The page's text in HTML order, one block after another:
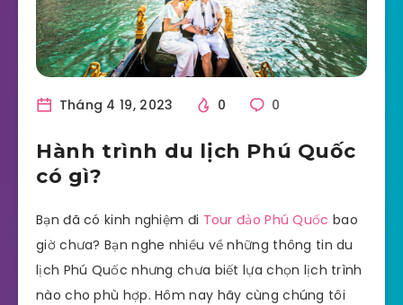
Tháng 4 19, 2023 0 0
Hành trình du lịch Phú Quốc
có gì?
Bạn đã có kinh nghiệm đi Tour đảo Phú Quốc bao
giờ chưa? Bạn nghe nhiều về những thông tin du
lịch Phú Quốc nhưng chưa biết lựa chọn lịch trình
nào cho phù hợp. Hôm nay hãy cùng chúng tôi